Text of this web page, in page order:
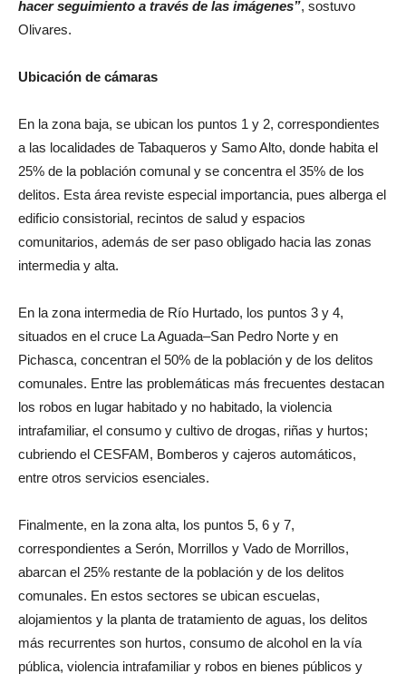
hacer seguimiento a través de las imágenes”, sostuvo
Olivares.
Ubicación de cámaras
En la zona baja, se ubican los puntos 1 y 2, correspondientes
a las localidades de Tabaqueros y Samo Alto, donde habita el
25% de la población comunal y se concentra el 35% de los
delitos. Esta área reviste especial importancia, pues alberga el
edificio consistorial, recintos de salud y espacios
comunitarios, además de ser paso obligado hacia las zonas
intermedia y alta.
En la zona intermedia de Río Hurtado, los puntos 3 y 4,
situados en el cruce La Aguada–San Pedro Norte y en
Pichasca, concentran el 50% de la población y de los delitos
comunales. Entre las problemáticas más frecuentes destacan
los robos en lugar habitado y no habitado, la violencia
intrafamiliar, el consumo y cultivo de drogas, riñas y hurtos;
cubriendo el CESFAM, Bomberos y cajeros automáticos,
entre otros servicios esenciales.
Finalmente, en la zona alta, los puntos 5, 6 y 7,
correspondientes a Serón, Morrillos y Vado de Morrillos,
abarcan el 25% restante de la población y de los delitos
comunales. En estos sectores se ubican escuelas,
alojamientos y la planta de tratamiento de aguas, los delitos
más recurrentes son hurtos, consumo de alcohol en la vía
pública, violencia intrafamiliar y robos en bienes públicos y